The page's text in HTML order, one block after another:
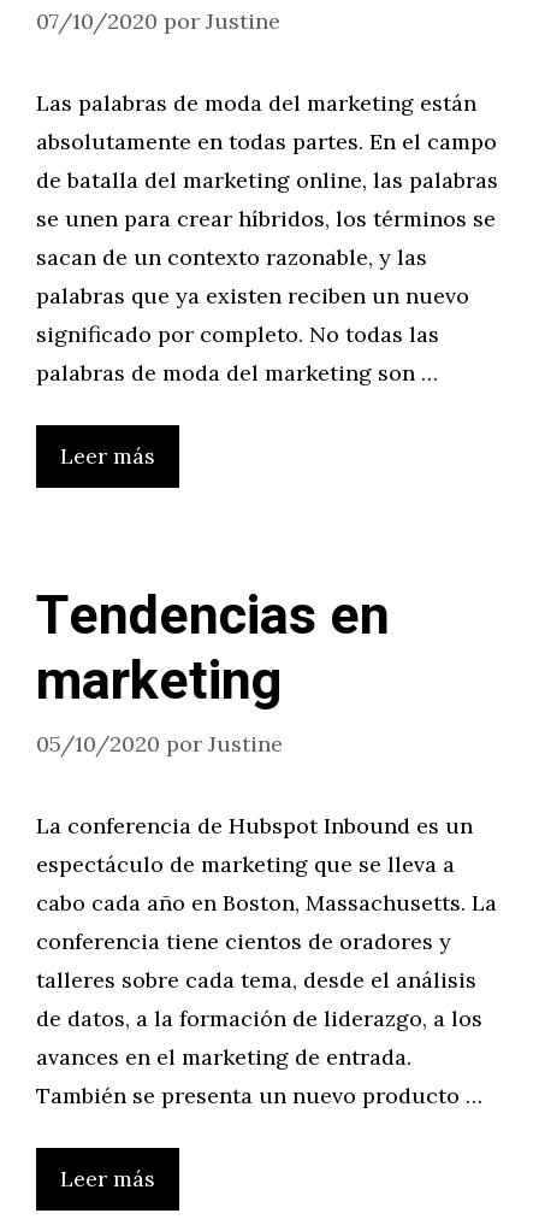
07/10/2020 por Justine
Las palabras de moda del marketing están
absolutamente en todas partes. En el campo
de batalla del marketing online, las palabras
se unen para crear híbridos, los términos se
sacan de un contexto razonable, y las
palabras que ya existen reciben un nuevo
significado por completo. No todas las
palabras de moda del marketing son …
Leer más
Tendencias en
marketing
05/10/2020 por Justine
La conferencia de Hubspot Inbound es un
espectáculo de marketing que se lleva a
cabo cada año en Boston, Massachusetts. La
conferencia tiene cientos de oradores y
talleres sobre cada tema, desde el análisis
de datos, a la formación de liderazgo, a los
avances en el marketing de entrada.
También se presenta un nuevo producto …
Leer más